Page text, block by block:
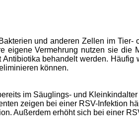
und anderen Zellen im Tier-
eigene Vermehrung nutzen sie die
behandelt werden. Häufig
können.
im Säuglings- und
zeigen bei einer RSV-Infektion
Außerdem erhöht sich bei einer